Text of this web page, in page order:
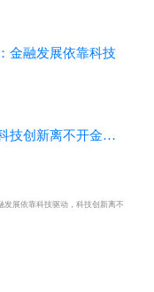
金融发展依靠科技
技创新离不开金融
发展依靠科技驱动，科技创新离不